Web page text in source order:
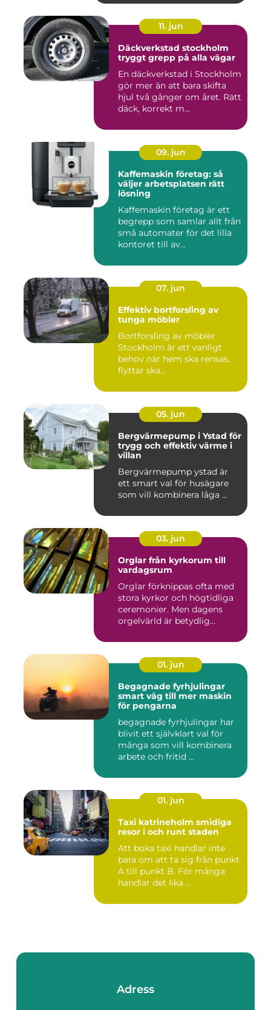
11. jun
Däckverkstad stockholm
tryggt grepp på alla vägar
En däckverkstad i Stockholm
gör mer än att bara skifta
hjul två gånger om året. Rätt
däck, korrekt m...
09. jun
Kaffemaskin företag: så
väljer arbetsplatsen rätt
lösning
Kaffemaskin företag är ett
begrepp som samlar allt från
små automater för det lilla
kontoret till av...
07. jun
Effektiv bortforsling av
tunga möbler
Bortforsling av möbler
Stockholm är ett vanligt
behov när hem ska rensas,
flyttar ska...
05. jun
Bergvärmepump i Ystad för
trygg och effektiv värme i
villan
Bergvärmepump ystad är
ett smart val för husägare
som vill kombinera låga ...
03. jun
Orglar från kyrkorum till
vardagsrum
Orglar förknippas ofta med
stora kyrkor och högtidliga
ceremonier. Men dagens
orgelvärld är betydlig...
01. jun
Begagnade fyrhjulingar
smart väg till mer maskin
för pengarna
begagnade fyrhjulingar har
blivit ett självklart val för
många som vill kombinera
arbete och fritid ...
01. jun
Taxi katrineholm smidiga
resor i och runt staden
Att boka taxi handlar inte
bara om att ta sig från punkt
A till punkt B. För många
handlar det lika ...
Adress